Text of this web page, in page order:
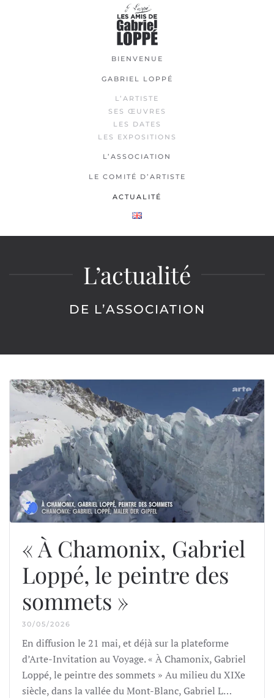
BIENVENUE
GABRIEL LOPPÉ
L’ARTISTE
SES ŒUVRES
LES DATES
LES EXPOSITIONS
L’ASSOCIATION
LE COMITÉ D’ARTISTE
ACTUALITÉ
L’actualité
DE L’ASSOCIATION
« À Chamonix, Gabriel
Loppé, le peintre des
sommets »
30/05/2026
En diffusion le 21 mai, et déjà sur la plateforme
d’Arte-Invitation au Voyage. « À Chamonix, Gabriel
Loppé, le peintre des sommets » Au milieu du XIXe
siècle, dans la vallée du Mont-Blanc, Gabriel L…